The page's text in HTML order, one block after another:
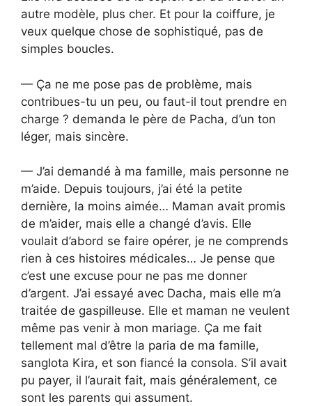
autre modèle, plus cher. Et pour la coiffure, je
veux quelque chose de sophistiqué, pas de
simples boucles.
— Ça ne me pose pas de problème, mais
contribues-tu un peu, ou faut-il tout prendre en
charge ? demanda le père de Pacha, d’un ton
léger, mais sincère.
— J’ai demandé à ma famille, mais personne ne
m’aide. Depuis toujours, j’ai été la petite
dernière, la moins aimée… Maman avait promis
de m’aider, mais elle a changé d’avis. Elle
voulait d’abord se faire opérer, je ne comprends
rien à ces histoires médicales… Je pense que
c’est une excuse pour ne pas me donner
d’argent. J’ai essayé avec Dacha, mais elle m’a
traitée de gaspilleuse. Elle et maman ne veulent
même pas venir à mon mariage. Ça me fait
tellement mal d’être la paria de ma famille,
sanglota Kira, et son fiancé la consola. S’il avait
pu payer, il l’aurait fait, mais généralement, ce
sont les parents qui assument.